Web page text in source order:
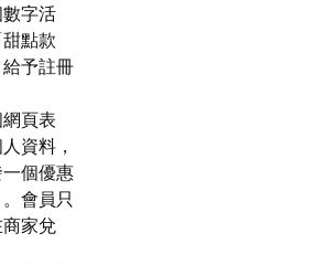
字活
點款
予註冊
頁表
資料，
個優惠
會員只
家兌